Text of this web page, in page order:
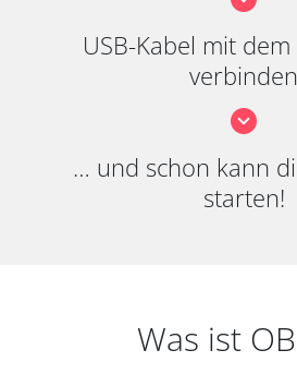
USB-Kabel mit
verbinden
… und schon kann
starten!
Was ist